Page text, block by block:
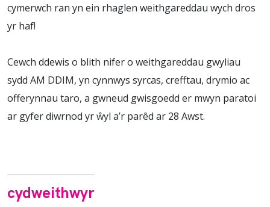
cymerwch ran yn ein rhaglen weithgareddau wych dros
yr haf!
Cewch ddewis o blith nifer o weithgareddau gwyliau
sydd AM DDIM, yn cynnwys syrcas, crefftau, drymio ac
offerynnau taro, a gwneud gwisgoedd er mwyn paratoi
ar gyfer diwrnod yr ŵyl a’r parêd ar 28 Awst.
cydweithwyr